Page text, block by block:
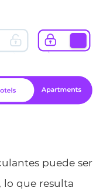
puede ser
que resulta